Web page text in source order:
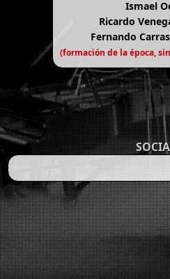
Ismael
Ricardo
Fernando
(formación de la época,